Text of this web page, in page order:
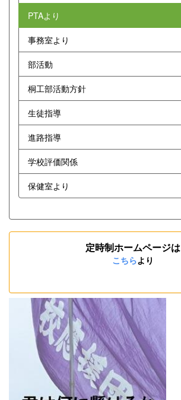
PTAより
事務室より
部活動
桐工部活動方針
生徒指導
進路指導
学校評価関係
保健室より
定時制ホームページは
こちらより